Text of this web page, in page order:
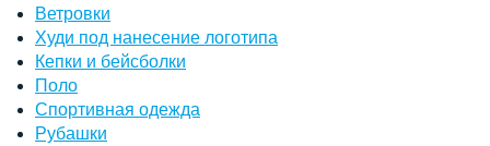
Ветровки
Худи под нанесение логотипа
Кепки и бейсболки
Поло
Спортивная одежда
Рубашки